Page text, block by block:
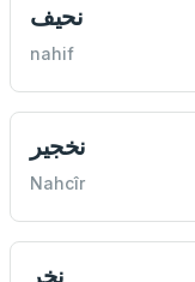
نحیف
nahif
نخجير
Nahcîr
نخر